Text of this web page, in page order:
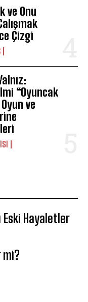
ve Onu
Çizgi
“Oyuncak
ve
Eski Hayaletler
mi?